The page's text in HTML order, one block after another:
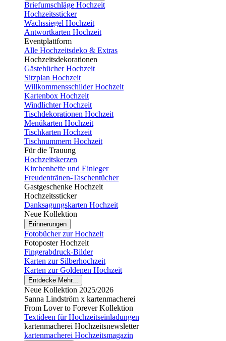
Briefumschläge Hochzeit
Hochzeitssticker
Wachssiegel Hochzeit
Antwortkarten Hochzeit
Eventplattform
Alle Hochzeitsdeko & Extras
Hochzeitsdekorationen
Gästebücher Hochzeit
Sitzplan Hochzeit
Willkommensschilder Hochzeit
Kartenbox Hochzeit
Windlichter Hochzeit
Tischdekorationen Hochzeit
Menükarten Hochzeit
Tischkarten Hochzeit
Tischnummern Hochzeit
Für die Trauung
Hochzeitskerzen
Kirchenhefte und Einleger
Freudentränen-Taschentücher
Gastgeschenke Hochzeit
Hochzeitssticker
Danksagungskarten Hochzeit
Neue Kollektion
Erinnerungen
Fotobücher zur Hochzeit
Fotoposter Hochzeit
Fingerabdruck-Bilder
Karten zur Silberhochzeit
Karten zur Goldenen Hochzeit
Entdecke Mehr...
Neue Kollektion 2025/2026
Sanna Lindström x kartenmacherei
From Lover to Forever Kollektion
Textideen für Hochzeitseinladungen
kartenmacherei Hochzeitsnewsletter
kartenmacherei Hochzeitsmagazin